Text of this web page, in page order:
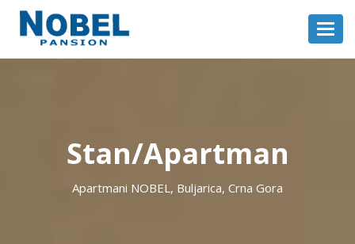
Stan/Apartman
Apartmani NOBEL, Buljarica, Crna Gora